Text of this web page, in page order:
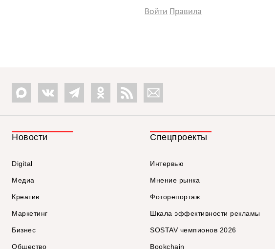
Войти Правила
Новости
Digital
Медиа
Креатив
Маркетинг
Бизнес
Общество
Спецпроекты
Интервью
Мнение рынка
Фоторепортаж
Шкала эффективности рекламы
SOSTAV чемпионов 2026
Bookchain